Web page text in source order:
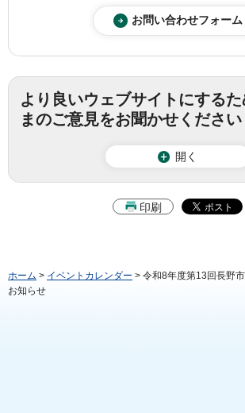
より良いウェブサイトにする
まのご意見をお聞かせください
開く
印刷
ホーム > イベントカレンダー > 令和8年度第13回長野
お知らせ